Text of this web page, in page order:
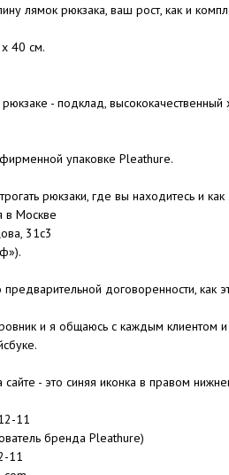
лямок рюкзака, ваш рост, как и
40 см.
- подклад, высококачественный
упаковке Pleathure.
рюкзаки, где вы находитесь и
в Москве
31c3
договоренности, как
и я общаюсь с каждым клиентом
- это синяя иконка в правом
11
бренда Pleathure)
11